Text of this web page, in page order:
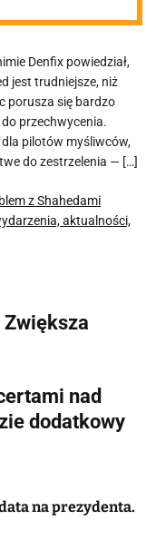
Denfix powiedział,
jest trudniejsze, niż
porusza się bardzo
przechwycenia.
pilotów myśliwców,
do zestrzelenia — […]
z Shahedami
aktualności,
nad
dodatkowy
na prezydenta.